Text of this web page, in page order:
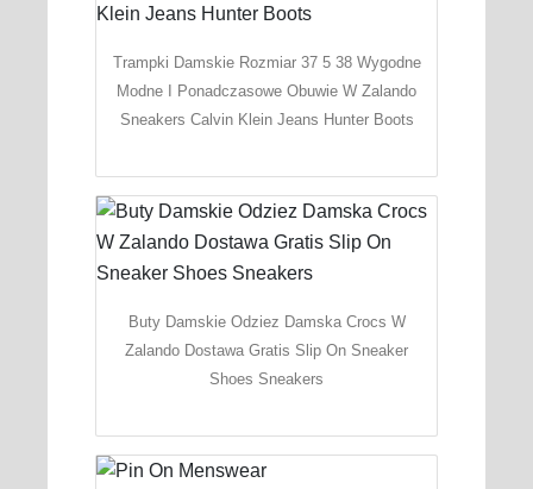
Trampki Damskie Rozmiar 37 5 38 Wygodne
Modne I Ponadczasowe Obuwie W Zalando
Sneakers Calvin Klein Jeans Hunter Boots
Buty Damskie Odziez Damska Crocs W
Zalando Dostawa Gratis Slip On Sneaker
Shoes Sneakers